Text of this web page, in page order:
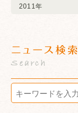
2011年
ニュース検索
Search